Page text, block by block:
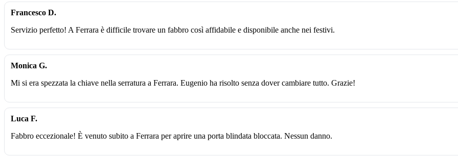
Francesco D.
Servizio perfetto! A Ferrara è difficile trovare un fabbro così affidabile e disponibile anche nei festivi.
Monica G.
Mi si era spezzata la chiave nella serratura a Ferrara. Eugenio ha risolto senza dover cambiare tutto. Grazie!
Luca F.
Fabbro eccezionale! È venuto subito a Ferrara per aprire una porta blindata bloccata. Nessun danno.